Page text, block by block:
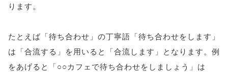
ります。
たとえば「待ち合わせ」の丁寧語「待ち合わせをします」
は「合流する」を用いると「合流します」となります。例
をあげると「○○カフェで待ち合わせをしましょう」は